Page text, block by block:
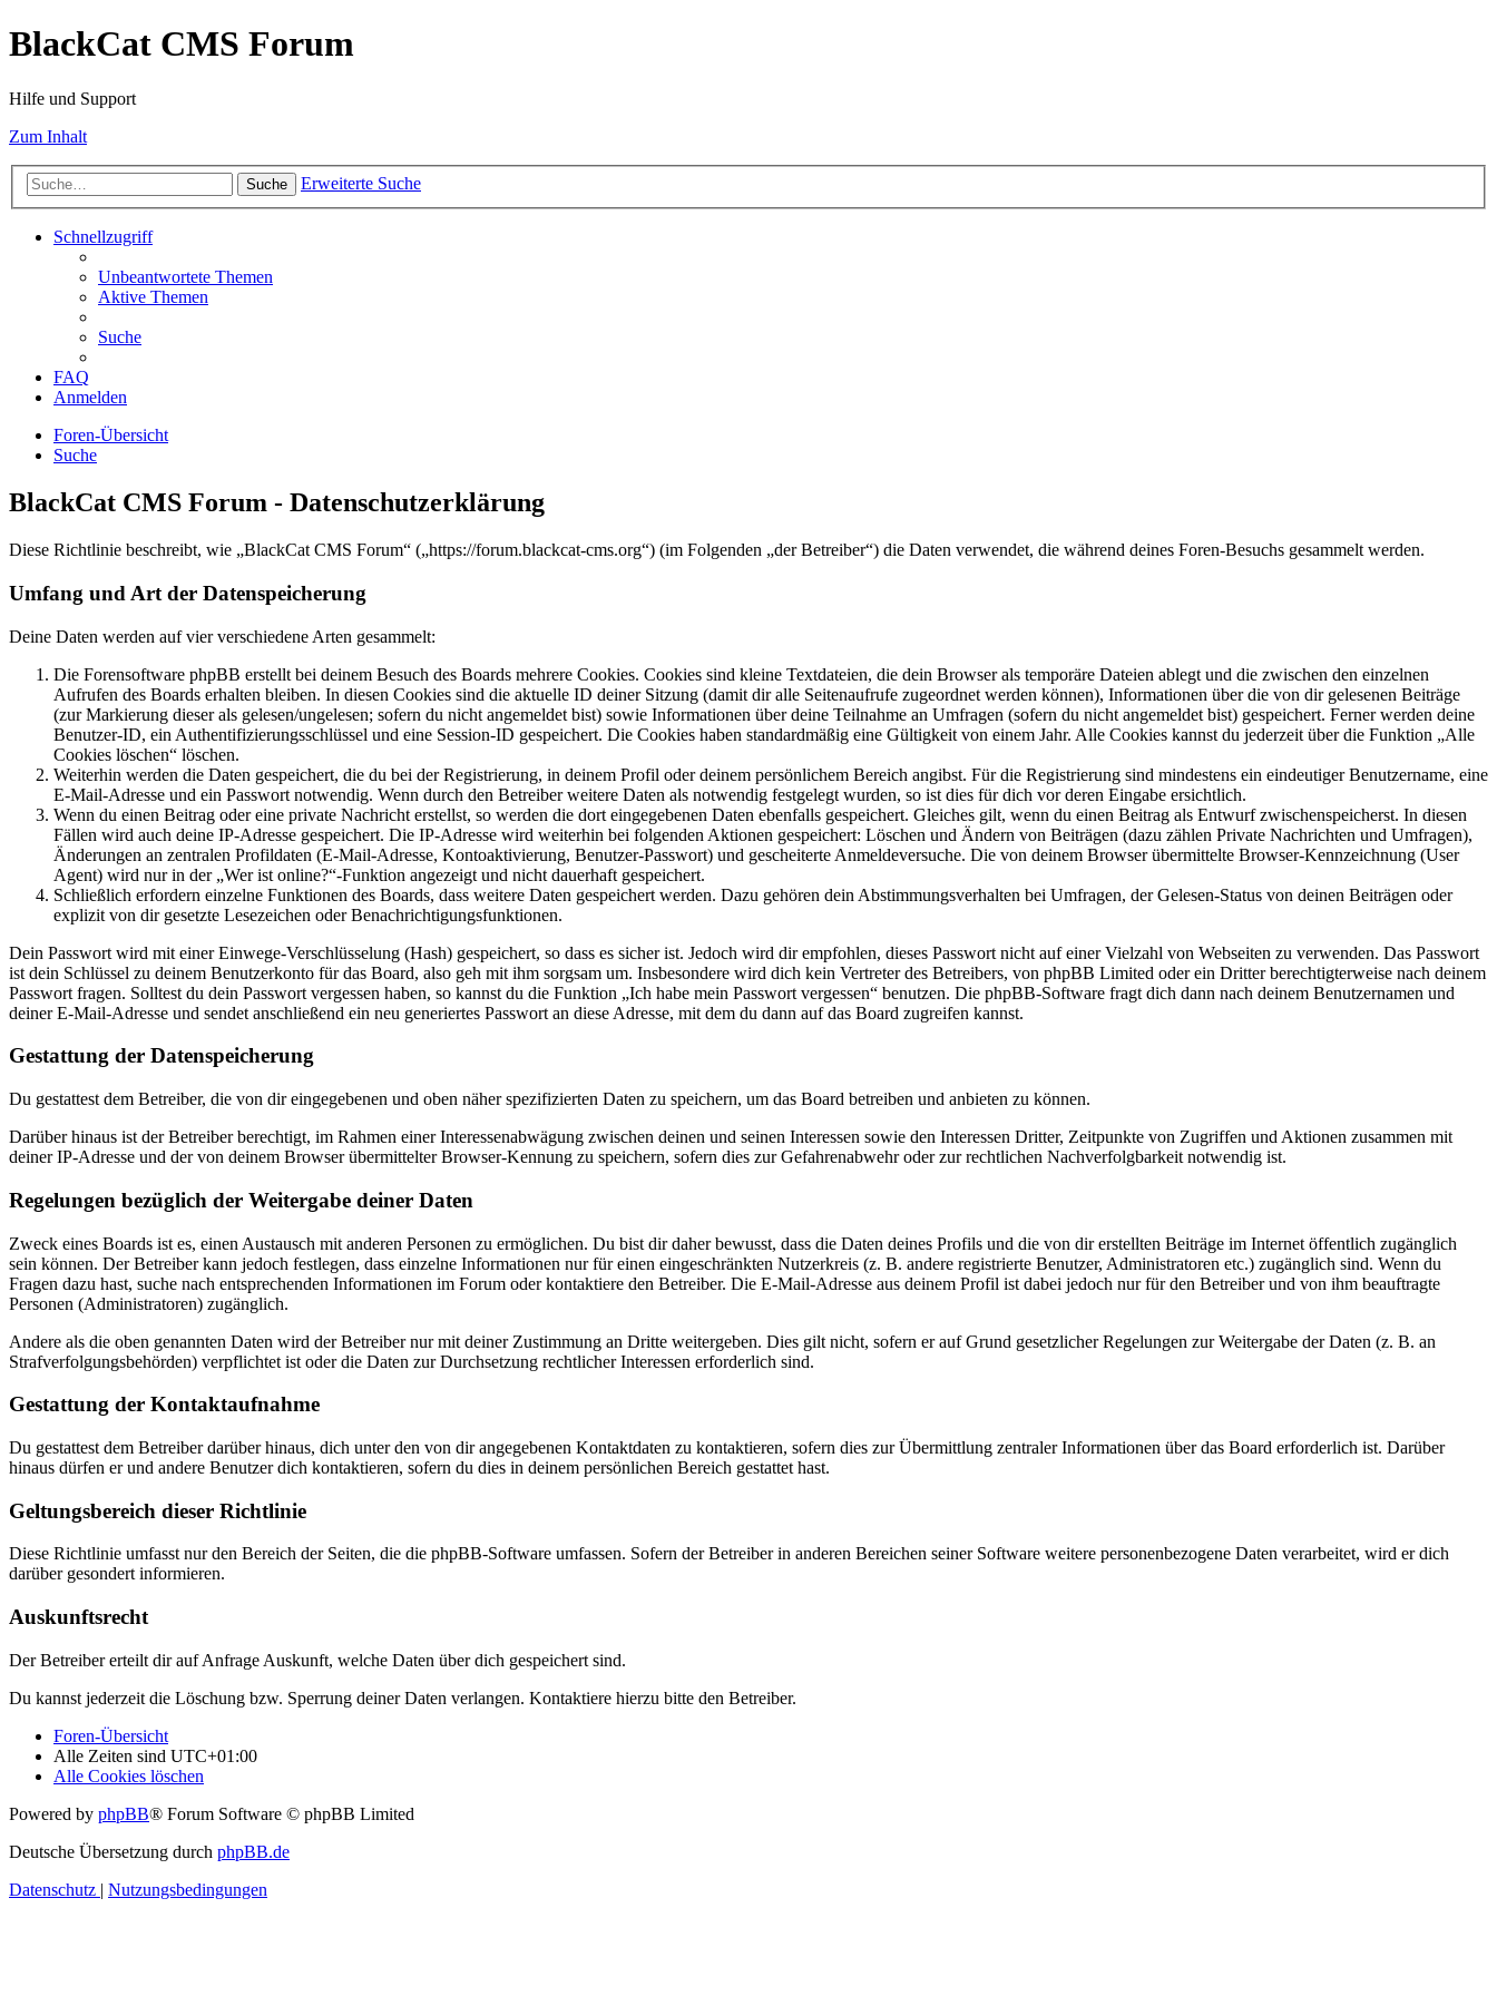
BlackCat CMS Forum
Hilfe und Support
Zum Inhalt
Suche Erweiterte Suche
Schnellzugriff
Unbeantwortete Themen
Aktive Themen
Suche
FAQ
Anmelden
Foren-Übersicht
Suche
BlackCat CMS Forum - Datenschutzerklärung
Diese Richtlinie beschreibt, wie „BlackCat CMS Forum“ („https://forum.blackcat-cms.org“) (im Folgenden „der Betreiber“) die Daten verwendet, die während deines Foren-Besuchs gesammelt werden.
Umfang und Art der Datenspeicherung
Deine Daten werden auf vier verschiedene Arten gesammelt:
Die Forensoftware phpBB erstellt bei deinem Besuch des Boards mehrere Cookies. Cookies sind kleine Textdateien, die dein Browser als temporäre Dateien ablegt und die zwischen den einzelnen
Aufrufen des Boards erhalten bleiben. In diesen Cookies sind die aktuelle ID deiner Sitzung (damit dir alle Seitenaufrufe zugeordnet werden können), Informationen über die von dir gelesenen Beiträge
(zur Markierung dieser als gelesen/ungelesen; sofern du nicht angemeldet bist) sowie Informationen über deine Teilnahme an Umfragen (sofern du nicht angemeldet bist) gespeichert. Ferner werden deine
Benutzer-ID, ein Authentifizierungsschlüssel und eine Session-ID gespeichert. Die Cookies haben standardmäßig eine Gültigkeit von einem Jahr. Alle Cookies kannst du jederzeit über die Funktion „Alle
Cookies löschen“ löschen.
Weiterhin werden die Daten gespeichert, die du bei der Registrierung, in deinem Profil oder deinem persönlichem Bereich angibst. Für die Registrierung sind mindestens ein eindeutiger Benutzername, eine
E-Mail-Adresse und ein Passwort notwendig. Wenn durch den Betreiber weitere Daten als notwendig festgelegt wurden, so ist dies für dich vor deren Eingabe ersichtlich.
Wenn du einen Beitrag oder eine private Nachricht erstellst, so werden die dort eingegebenen Daten ebenfalls gespeichert. Gleiches gilt, wenn du einen Beitrag als Entwurf zwischenspeicherst. In diesen
Fällen wird auch deine IP-Adresse gespeichert. Die IP-Adresse wird weiterhin bei folgenden Aktionen gespeichert: Löschen und Ändern von Beiträgen (dazu zählen Private Nachrichten und Umfragen),
Änderungen an zentralen Profildaten (E-Mail-Adresse, Kontoaktivierung, Benutzer-Passwort) und gescheiterte Anmeldeversuche. Die von deinem Browser übermittelte Browser-Kennzeichnung (User
Agent) wird nur in der „Wer ist online?“-Funktion angezeigt und nicht dauerhaft gespeichert.
Schließlich erfordern einzelne Funktionen des Boards, dass weitere Daten gespeichert werden. Dazu gehören dein Abstimmungsverhalten bei Umfragen, der Gelesen-Status von deinen Beiträgen oder
explizit von dir gesetzte Lesezeichen oder Benachrichtigungsfunktionen.
Dein Passwort wird mit einer Einwege-Verschlüsselung (Hash) gespeichert, so dass es sicher ist. Jedoch wird dir empfohlen, dieses Passwort nicht auf einer Vielzahl von Webseiten zu verwenden. Das Passwort
ist dein Schlüssel zu deinem Benutzerkonto für das Board, also geh mit ihm sorgsam um. Insbesondere wird dich kein Vertreter des Betreibers, von phpBB Limited oder ein Dritter berechtigterweise nach deinem
Passwort fragen. Solltest du dein Passwort vergessen haben, so kannst du die Funktion „Ich habe mein Passwort vergessen“ benutzen. Die phpBB-Software fragt dich dann nach deinem Benutzernamen und
deiner E-Mail-Adresse und sendet anschließend ein neu generiertes Passwort an diese Adresse, mit dem du dann auf das Board zugreifen kannst.
Gestattung der Datenspeicherung
Du gestattest dem Betreiber, die von dir eingegebenen und oben näher spezifizierten Daten zu speichern, um das Board betreiben und anbieten zu können.
Darüber hinaus ist der Betreiber berechtigt, im Rahmen einer Interessenabwägung zwischen deinen und seinen Interessen sowie den Interessen Dritter, Zeitpunkte von Zugriffen und Aktionen zusammen mit
deiner IP-Adresse und der von deinem Browser übermittelter Browser-Kennung zu speichern, sofern dies zur Gefahrenabwehr oder zur rechtlichen Nachverfolgbarkeit notwendig ist.
Regelungen bezüglich der Weitergabe deiner Daten
Zweck eines Boards ist es, einen Austausch mit anderen Personen zu ermöglichen. Du bist dir daher bewusst, dass die Daten deines Profils und die von dir erstellten Beiträge im Internet öffentlich zugänglich
sein können. Der Betreiber kann jedoch festlegen, dass einzelne Informationen nur für einen eingeschränkten Nutzerkreis (z. B. andere registrierte Benutzer, Administratoren etc.) zugänglich sind. Wenn du
Fragen dazu hast, suche nach entsprechenden Informationen im Forum oder kontaktiere den Betreiber. Die E-Mail-Adresse aus deinem Profil ist dabei jedoch nur für den Betreiber und von ihm beauftragte
Personen (Administratoren) zugänglich.
Andere als die oben genannten Daten wird der Betreiber nur mit deiner Zustimmung an Dritte weitergeben. Dies gilt nicht, sofern er auf Grund gesetzlicher Regelungen zur Weitergabe der Daten (z. B. an
Strafverfolgungsbehörden) verpflichtet ist oder die Daten zur Durchsetzung rechtlicher Interessen erforderlich sind.
Gestattung der Kontaktaufnahme
Du gestattest dem Betreiber darüber hinaus, dich unter den von dir angegebenen Kontaktdaten zu kontaktieren, sofern dies zur Übermittlung zentraler Informationen über das Board erforderlich ist. Darüber
hinaus dürfen er und andere Benutzer dich kontaktieren, sofern du dies in deinem persönlichen Bereich gestattet hast.
Geltungsbereich dieser Richtlinie
Diese Richtlinie umfasst nur den Bereich der Seiten, die die phpBB-Software umfassen. Sofern der Betreiber in anderen Bereichen seiner Software weitere personenbezogene Daten verarbeitet, wird er dich
darüber gesondert informieren.
Auskunftsrecht
Der Betreiber erteilt dir auf Anfrage Auskunft, welche Daten über dich gespeichert sind.
Du kannst jederzeit die Löschung bzw. Sperrung deiner Daten verlangen. Kontaktiere hierzu bitte den Betreiber.
Foren-Übersicht
Alle Zeiten sind UTC+01:00
Alle Cookies löschen
Powered by phpBB® Forum Software © phpBB Limited
Deutsche Übersetzung durch phpBB.de
Datenschutz | Nutzungsbedingungen